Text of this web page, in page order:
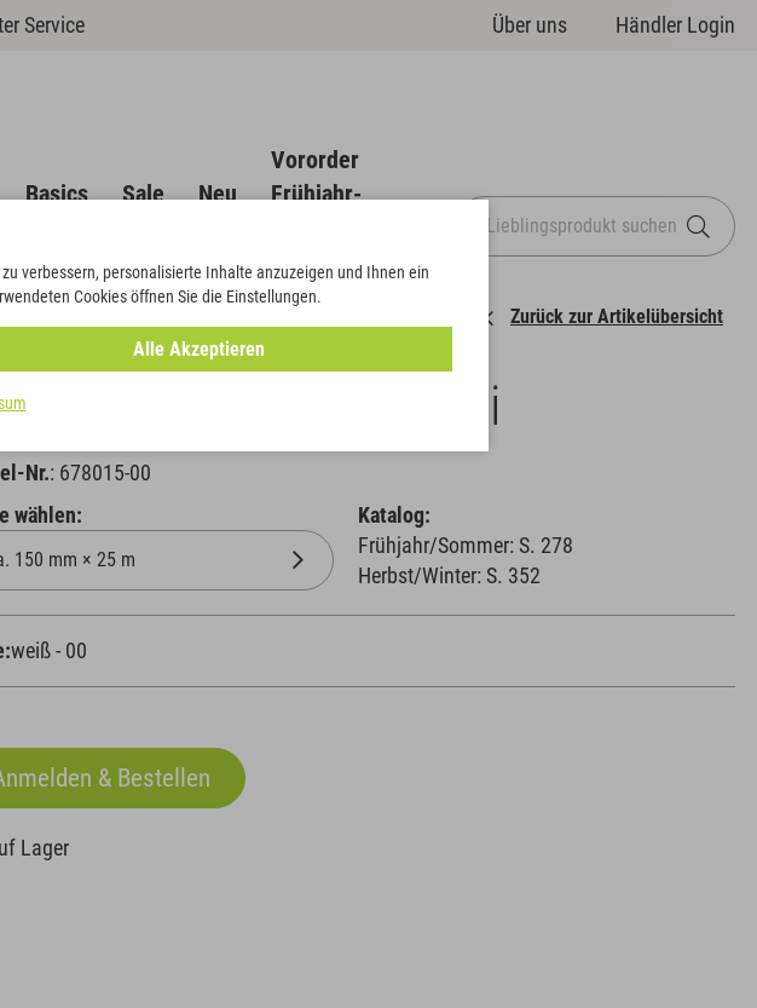
Service Über uns Händler Login
Basics Sale Neu
Vororder
Frühjahr-
Zurück zur Artikelübersicht
Super-Satin NEO uni
Nr.: 678015-00
wählen:
Katalog:
Frühjahr/Sommer: S. 278
Herbst/Winter: S. 352
weiß - 00
Lager
verbessern, personalisierte Inhalte anzuzeigen und Ihnen ein
Cookies öffnen Sie die Einstellungen.
Alle Akzeptieren